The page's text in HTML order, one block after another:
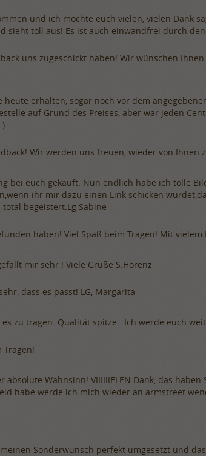
und ich möchte euch vielen, vielen Dank
toll aus! Es ist auch einwandfrei durch
uns zugeschickt haben! Wir wünschen
erhalten, sogar noch vor dem
auf Grund des Preises, aber war jeden
Wir werden uns freuen, wieder von
bei euch gekauft. Nun endlich habe ich tolle
ihr mir dazu einen Link schicken
begeistert.Lg Sabine
haben! Viel Spaß beim Tragen! Mit vielem
mir sehr ! Viele Grüße S.Hörenz
dass es passt! LG, Margarita
zu tragen. Qualität spitze . Ich werde euch
Tragen!
Wahnsinn! VIIIIIIELEN Dank, das
habe werde ich mich wieder an armstreet
Sonderwunsch perfekt umgesetzt und